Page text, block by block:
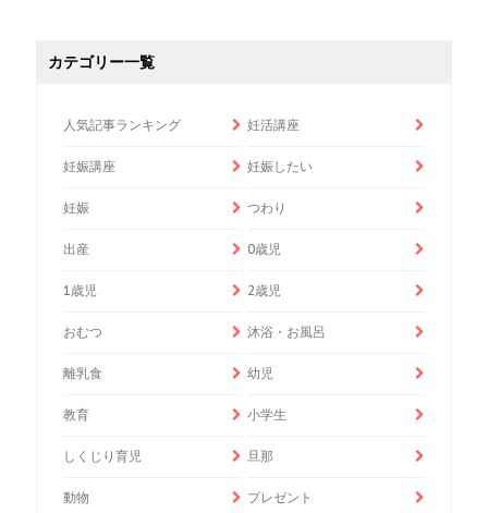
カテゴリー一覧
人気記事ランキング 妊活講座
妊娠講座 妊娠したい
妊娠 つわり
出産 0歳児
1歳児 2歳児
おむつ 沐浴・お風呂
離乳食 幼児
教育 小学生
しくじり育児 旦那
動物 プレゼント